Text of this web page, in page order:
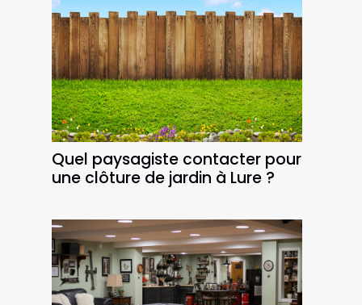
Quel paysagiste contacter pour
une clôture de jardin à Lure ?